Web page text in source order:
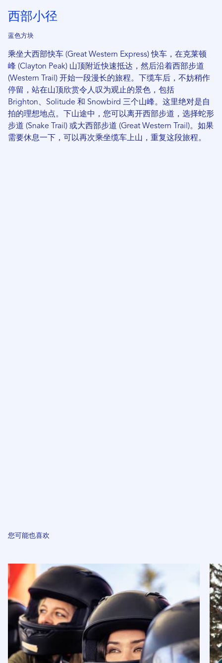
西部小径
蓝色方块
乘坐大西部快车 (Great Western Express) 快车，在克莱顿
峰 (Clayton Peak) 山顶附近快速抵达，然后沿着西部步道
(Western Trail) 开始一段漫长的旅程。下缆车后，不妨稍作
停留，站在山顶欣赏令人叹为观止的景色，包括
Brighton、Solitude 和 Snowbird 三个山峰。这里绝对是自
拍的理想地点。下山途中，您可以离开西部步道，选择蛇形
步道 (Snake Trail) 或大西部步道 (Great Western Trail)。如果
需要休息一下，可以再次乘坐缆车上山，重复这段旅程。
您可能也喜欢